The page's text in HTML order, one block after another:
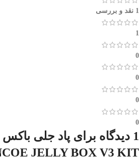
1 نقد و بررسی
1
0
0
0
0
1 دیدگاه برای
JELLY BOX V3 KIT